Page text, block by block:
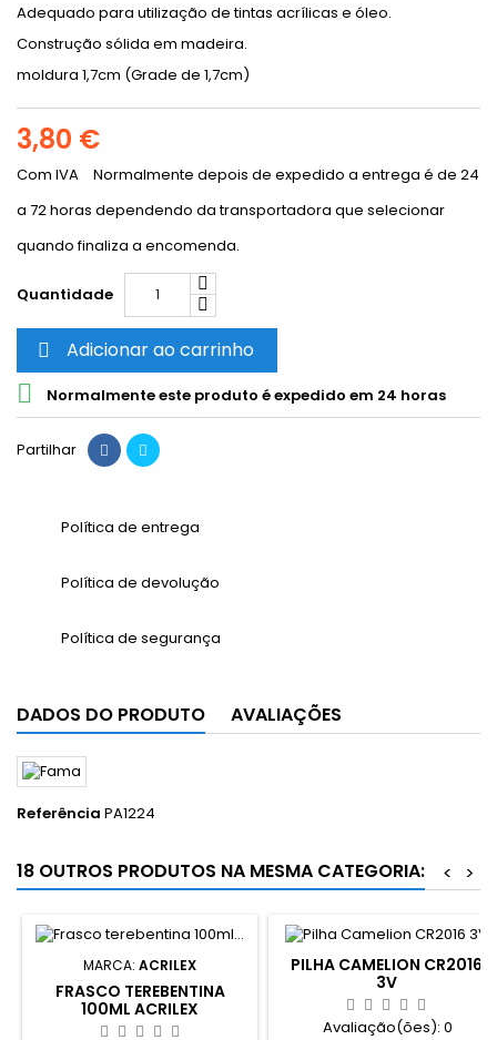
Adequado para utilização de tintas acrílicas e óleo.
Construção sólida em madeira.
moldura 1,7cm (Grade de 1,7cm)
3,80 €
Com IVA
Normalmente depois de expedido a entrega é de 24
a 72 horas dependendo da transportadora que selecionar
quando finaliza a encomenda.
Quantidade
 Adicionar ao carrinho
 Normalmente este produto é expedido em 24 horas
Partilhar
Política de entrega
Política de devolução
Política de segurança
DADOS DO PRODUTO AVALIAÇÕES
Referência PA1224
18 OUTROS PRODUTOS NA MESMA CATEGORIA: >
<
MARCA: ACRILEX
FRASCO TEREBENTINA
100ML ACRILEX
PILHA CAMELION CR2016
3V
Avaliação(ões): 0